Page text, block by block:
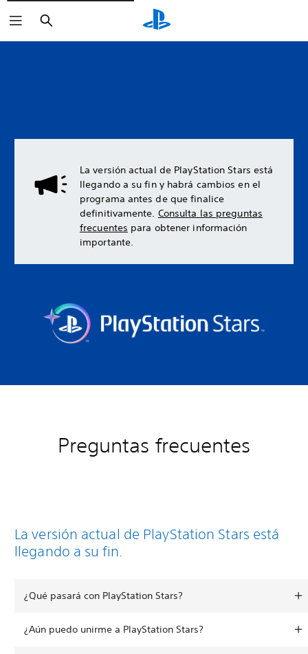
Buscar
La versión actual de PlayStation Stars está
llegando a su fin y habrá cambios en el
programa antes de que finalice
definitivamente. Consulta las preguntas
frecuentes para obtener información
importante.
Preguntas frecuentes
La versión actual de PlayStation Stars está
llegando a su fin.
¿Qué pasará con PlayStation Stars?
¿Aún puedo unirme a PlayStation Stars?